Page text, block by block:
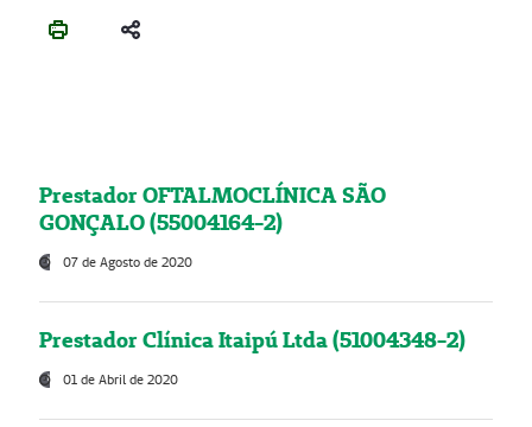
Prestador OFTALMOCLÍNICA SÃO
GONÇALO (55004164-2)
07 de Agosto de 2020
Prestador Clínica Itaipú Ltda (51004348-2)
01 de Abril de 2020